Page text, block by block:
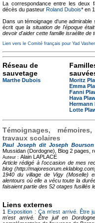
La correspondance entre les deux
décès du pasteur Roland Dubois* en
Dans un témoignage d'une
écrit quela situation de l'époque
devoir d'aider cette famille israélite de
Lien vers le Comité français pour Yad
Réseau de
sauvetage
Marthe Dubois
Moritz
Emma
Fanni
Hava
Hermann
Lotte
Témoignages,
travaux scolaires
Paul Joseph dit Joseph Bourson
Mussidan (Dordogne), Blog 2 pages,
Auteur : Alain LAPLACE
Article rédigé à l'occasion de mes
blog (http://
1940 du village de Vigy (Moselle)
alentours où elle a vécu toute la
faisaient partie des 52 otages fusillés
Liens externes
1Exposition : Ça m'est arrivé. Être
m'est arrivé. Être juif en